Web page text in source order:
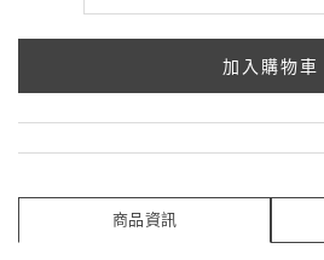
加入購物車
商品資訊